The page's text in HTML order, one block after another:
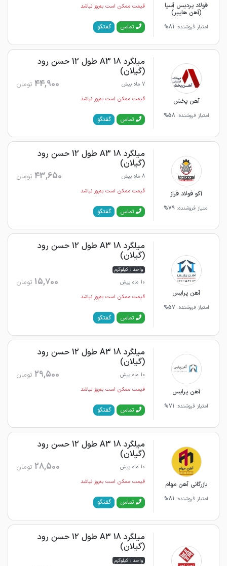
فولاد پردیس آسیا
(آهن هایپر)
امتیاز فروشنده: 81%
قیمت ممکن است به‌روز نباشد
تماس گفتگو
آهن پخش
امتیاز فروشنده: 58%
میلگرد 18 A3 طول 12 حسن رود
(گیلان)
7 ماه پیش 44,900 تومان
قیمت ممکن است به‌روز نباشد
تماس گفتگو
آکو فولاد فراز
امتیاز فروشنده: 79%
میلگرد 18 A3 طول 12 حسن رود
(گیلان)
8 ماه پیش 43,650 تومان
قیمت ممکن است به‌روز نباشد
تماس گفتگو
آهن پرایس
امتیاز فروشنده: 57%
میلگرد 18 A3 طول 12 حسن رود
(گیلان)
واحد : کیلوگرم
10 ماه پیش
15,700 تومان
قیمت ممکن است به‌روز نباشد
تماس گفتگو
آهن پرایس
امتیاز فروشنده: 71%
میلگرد 18 A3 طول 12 حسن رود
(گیلان)
10 ماه پیش 29,500 تومان
قیمت ممکن است به‌روز نباشد
تماس گفتگو
بازرگانی آهن مهام
امتیاز فروشنده: 81%
میلگرد 18 A3 طول 12 حسن رود
(گیلان)
10 ماه پیش 28,500 تومان
قیمت ممکن است به‌روز نباشد
تماس گفتگو
میلگرد 18 A3 طول 12 حسن رود
(گیلان)
واحد : کیلوگرم